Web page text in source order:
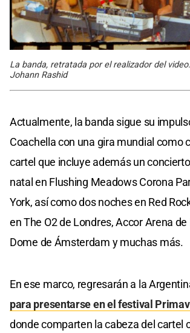
La banda, retratada por el realizador del
Johann Rashid
Actualmente, la banda sigue su
Coachella con una gira mundial como
cartel que incluye además un
natal en Flushing Meadows Corona
York, así como dos noches en Red
en The O2 de Londres, Accor Arena de
Dome de Ámsterdam y muchas más.
En ese marco, regresarán a la
para presentarse en el festival
donde comparten la cabeza del cartel